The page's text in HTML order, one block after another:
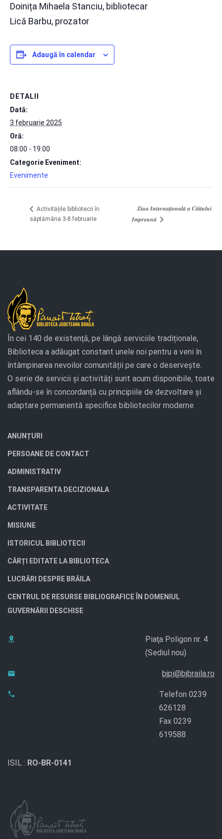
Doinița Mihaela Stanciu, bibliotecar
Lică Barbu, prozator
Adaugă în calendar
DETALII
Dată:
3 februarie 2025
Oră:
08:00 - 19:00
Categorie Eveniment:
Evenimente
Activitățile bibliotecii în
săptămâna 3-8 februarie
𝒁𝒊𝒖𝒂 𝑰𝒏𝒕𝒆𝒓𝒏𝒂𝒕̦𝒊𝒐𝒏𝒂𝒍𝒂̆ 𝒂 𝑪𝒊𝒕𝒊𝒕𝒖𝒍𝒖𝒊
𝑰̂𝒎𝒑𝒓𝒆𝒖𝒏𝒂̆
În cei 140 de existență, pe lângă serviciile tradiționale,
Biblioteca a adăugat constant unele noi pentru a veni în
întâmpinarea nevoilor comunității pe care o deservește.
O serie de servicii și activități sunt acum disponibile, toate
aflându-se în concordanță cu principiile de dezvoltare și
adaptare permanentă specifice bibliotecilor moderne.
ANUNȚURI
PERSOANE DE CONTACT
ADMINISTRATIV
TRANSPARENTA DECIZIONALA
ACTIVITATE
MISIUNE
ISTORICUL BIBLIOTECII
CĂRȚI EDITATE LA BIBLIOTECA
LUCRĂRI DESPRE BRĂILA
CENTRUL DE RESURSE BIBLIOGRAFICE ÎN DOMENIUL
GUVERNĂRII DESCHISE
Piaţa Poligon nr. 4
(Sediul nou)
bjpi@bjbraila.ro
Telefon 0239
626128
Fax 0239
619588
ISIL : RO-BR-0141